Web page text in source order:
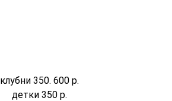
клубни 350. 600 р.
детки 350 р.